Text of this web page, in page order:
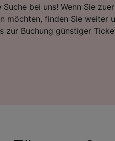
bei uns! Wenn Sie
möchten, finden Sie weiter
zur Buchung günstiger